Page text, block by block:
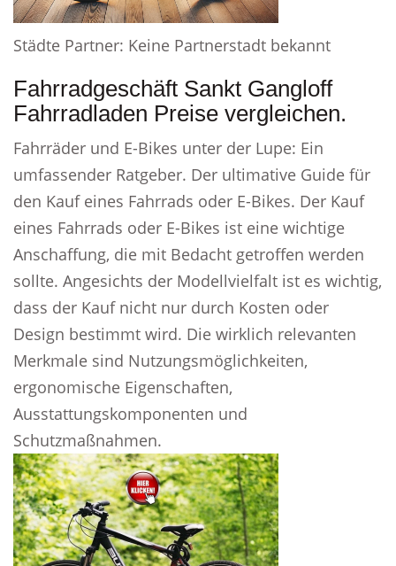
Städte Partner: Keine Partnerstadt bekannt
Fahrradgeschäft Sankt Gangloff
Fahrradladen Preise vergleichen.
Fahrräder und E-Bikes unter der Lupe: Ein
umfassender Ratgeber. Der ultimative Guide für
den Kauf eines Fahrrads oder E-Bikes. Der Kauf
eines Fahrrads oder E-Bikes ist eine wichtige
Anschaffung, die mit Bedacht getroffen werden
sollte. Angesichts der Modellvielfalt ist es wichtig,
dass der Kauf nicht nur durch Kosten oder
Design bestimmt wird. Die wirklich relevanten
Merkmale sind Nutzungsmöglichkeiten,
ergonomische Eigenschaften,
Ausstattungskomponenten und
Schutzmaßnahmen.